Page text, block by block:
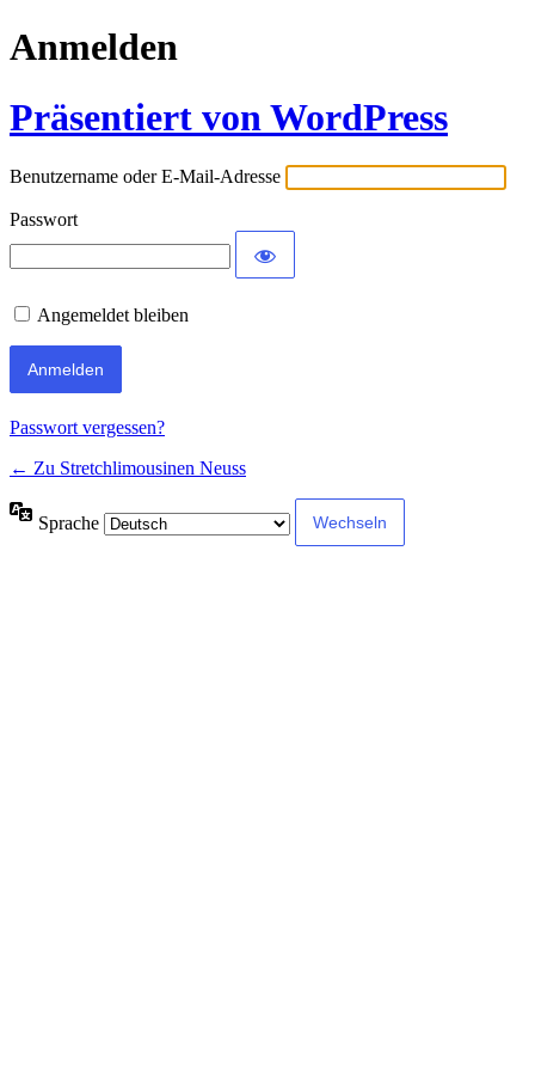
Anmelden
Präsentiert von WordPress
Benutzername oder E-Mail-Adresse
Passwort
Angemeldet bleiben
Passwort vergessen?
← Zu Stretchlimousinen Neuss
Sprache